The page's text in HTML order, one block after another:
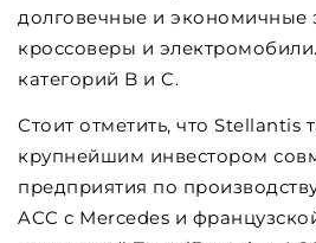
долговечные и экономичные
кроссоверы и
категорий B и C.
Стоит отметить, что Stellantis
крупнейшим инвестором
предприятия по
ACC с Mercedes и